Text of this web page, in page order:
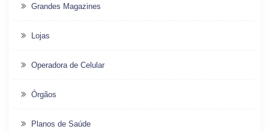
Grandes Magazines
Lojas
Operadora de Celular
Órgãos
Planos de Saúde